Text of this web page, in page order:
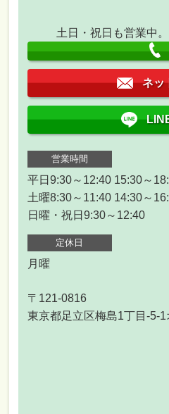
土日・祝日も営業中
ネッ
営業時間
平日9:30～12:40 15:30～
土曜8:30～11:40 14:30～
日曜・祝日9:30～12:40
定休日
月曜
〒121-0816
東京都足立区梅島1丁目-5-